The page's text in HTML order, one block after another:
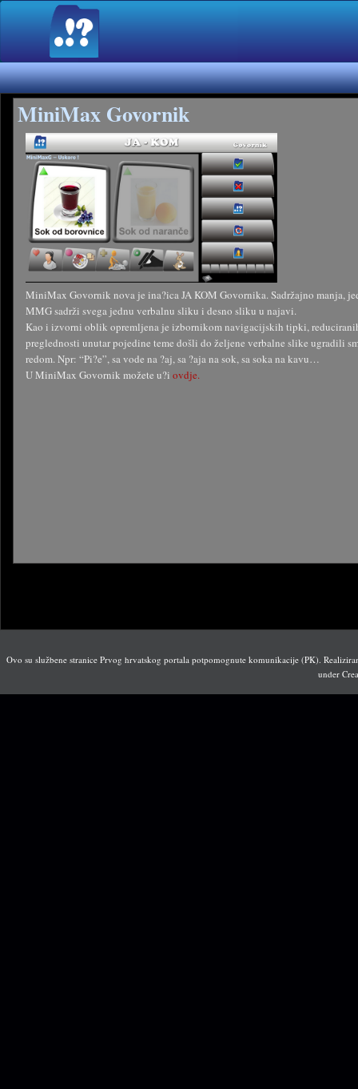
MiniMax Govornik
MiniMax Govornik nova je ina?ica JA KOM Govornika. Sadržajno manja,
MMG sadrži svega jednu verbalnu sliku i desno sliku u najavi.
Kao i izvorni oblik opremljena je izbornikom navigacijskih tipki,
preglednosti unutar pojedine teme došli do željene verbalne slike ugradili
redom. Npr: “Pi?e”, sa vode na ?aj, sa ?aja na sok, sa soka na kavu…
U MiniMax Govornik možete u?i ovdje.
Ovo su službene stranice Prvog hrvatskog portala potpomognute komunikacije (PK).
under